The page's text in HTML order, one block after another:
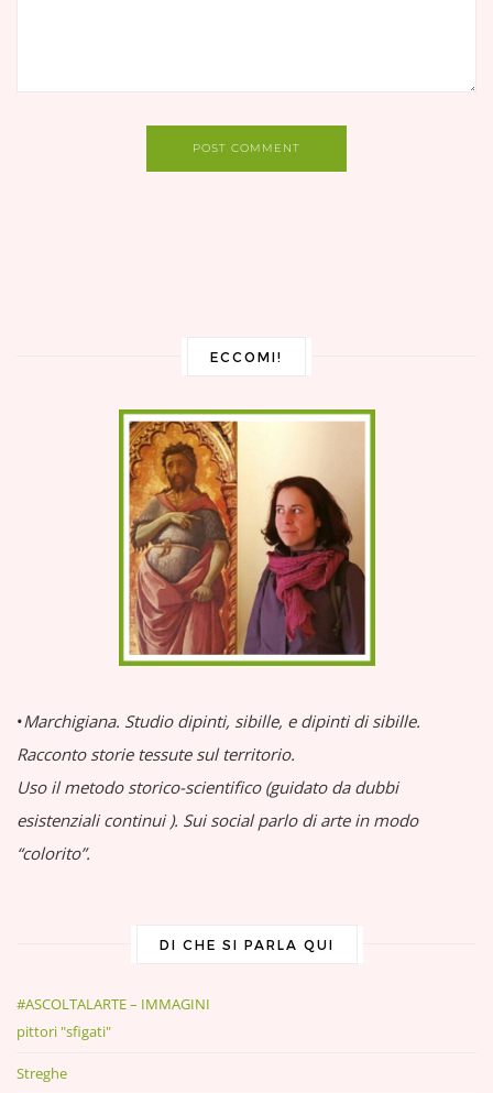
POST COMMENT
ECCOMI!
•Marchigiana. Studio dipinti, sibille, e dipinti di sibille.
Racconto storie tessute sul territorio.
Uso il metodo storico-scientifico (guidato da dubbi
esistenziali continui ). Sui social parlo di arte in modo
“colorito”.
DI CHE SI PARLA QUI
#ASCOLTALARTE – IMMAGINI
pittori "sfigati"
Streghe